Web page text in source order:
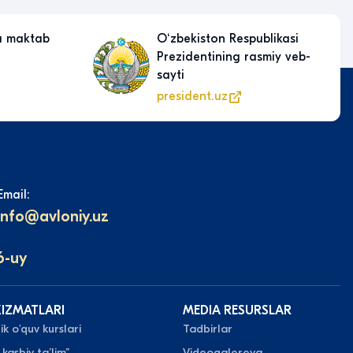
maktab
Oʻzbekiston Respublikasi
Prezidentining rasmiy veb-
sayti
president.uz
uy
o'quv kurslari
MEDIA RESURSLAR
Tadbirlar